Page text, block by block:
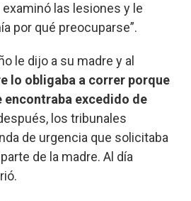
las lesiones y le
por qué preocuparse”.
le dijo a su madre y al
lo obligaba a correr porque
encontraba excedido de
los tribunales
de urgencia que solicitaba
de la madre. Al día